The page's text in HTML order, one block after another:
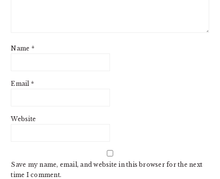
Name *
Email *
Website
Save my name, email, and website in this browser for the next
time I comment.